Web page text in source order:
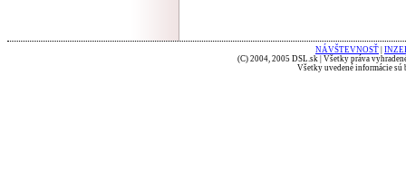
NÁVŠTEVNOSŤ
(C) 2004, 2005 DSL.sk | Všetky práva
Všetky uvedené informácie sú